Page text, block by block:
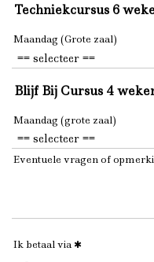
Techniekcursus 6
Maandag (Grote zaal)
Blijf Bij Cursus 4
Maandag (grote zaal)
Eventuele vragen of
Ik betaal via